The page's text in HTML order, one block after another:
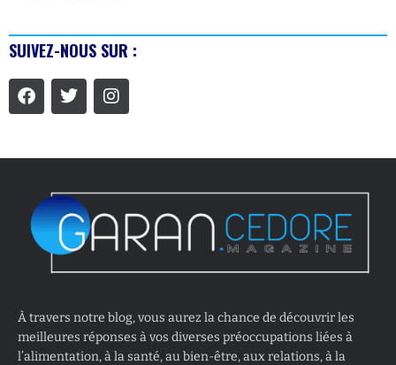
SUIVEZ-NOUS SUR :
À travers notre blog, vous aurez la chance de découvrir les
meilleures réponses à vos diverses préoccupations liées à
l’alimentation, à la santé, au bien-être, aux relations, à la